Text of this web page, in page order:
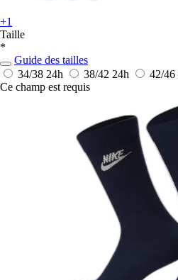
+1
Taille
*
Guide des tailles
34/38 24h 38/42 24h 42/46
Ce champ est requis